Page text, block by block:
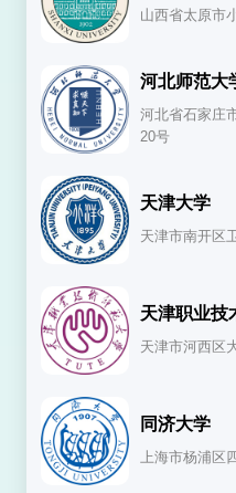
提升。
该专业具有以下显著特征：
实践性：强调理论与实
操作能力。
应用性
解决实际问题。
跨学科性
识，拓宽研究视野。
职业技术教育学专业的发展
高劳动者的职业技能和就业
重要意义。随着技术的进步
断适应新的挑战和需求，探
山西省太原市
河北师范大
河北省石家庄
20号
天津大学
天津市南开区
天津职业技
天津市河西区
同济大学
上海市杨浦区